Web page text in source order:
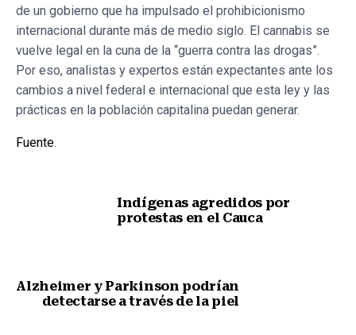
de un gobierno que ha impulsado el prohibicionismo
internacional durante más de medio siglo. El cannabis se
vuelve legal en la cuna de la “guerra contra las drogas”.
Por eso, analistas y expertos están expectantes ante los
cambios a nivel federal e internacional que esta ley y las
prácticas en la población capitalina puedan generar.
Fuente.
Indígenas agredidos por
protestas en el Cauca
Alzheimer y Parkinson podrían
detectarse a través de la piel